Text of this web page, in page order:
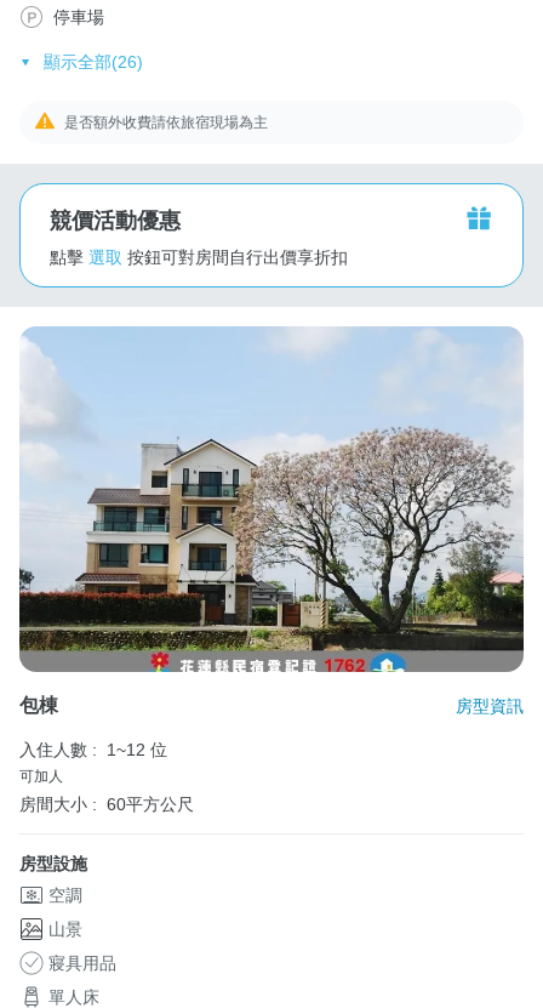
停車場
顯示全部(26)
是否額外收費請依旅宿現場為主
競價活動優惠
點擊 選取 按鈕可對房間自行出價享折扣
包棟 房型資訊
入住人數 : 1~12 位
可加人
房間大小 : 60平方公尺
房型設施
空調
山景
寢具用品
單人床